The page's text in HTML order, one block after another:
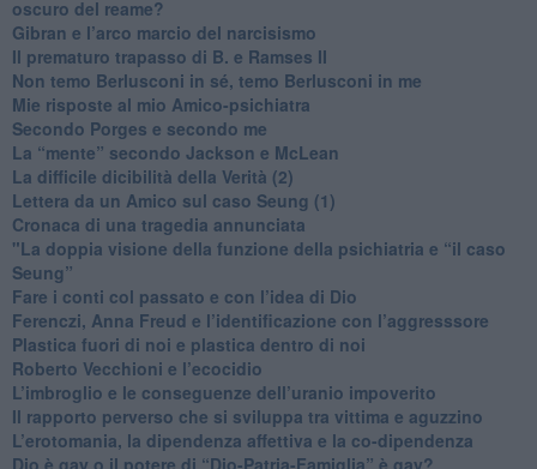
oscuro del reame?
​Gibran e l’arco marcio del narcisismo
​Il prematuro trapasso di B. e Ramses II
​Non temo Berlusconi in sé, temo Berlusconi in me
​Mie risposte al mio Amico-psichiatra
​Secondo Porges e secondo me
​La “mente” secondo Jackson e McLean
La difficile dicibilità della Verità (2)
​Lettera da un Amico sul caso Seung (1)
​Cronaca di una tragedia annunciata
"​La doppia visione della funzione della psichiatria e “il caso
Seung”
​Fare i conti col passato e con l’idea di Dio
​Ferenczi, Anna Freud e l’identificazione con l’aggresssore
Plastica fuori di noi e plastica dentro di noi
​Roberto Vecchioni e l’ecocidio
​L’imbroglio e le conseguenze dell’uranio impoverito
​Il rapporto perverso che si sviluppa tra vittima e aguzzino
L’erotomania, la dipendenza affettiva e la co-dipendenza
​Dio è gay o il potere di “Dio-Patria-Famiglia” è gay?